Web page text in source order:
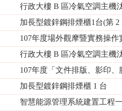
行政大樓 B 區冷氣空調主機
加長型鍍鋅鋼排煙櫃1台(第 2
107年度場外觀摩暨實務操
行政大樓 B 區冷氣空調主機
107年度「文件排版、影印
加長型鍍鋅鋼排煙櫃 1 台
智慧能源管理系統建置工程